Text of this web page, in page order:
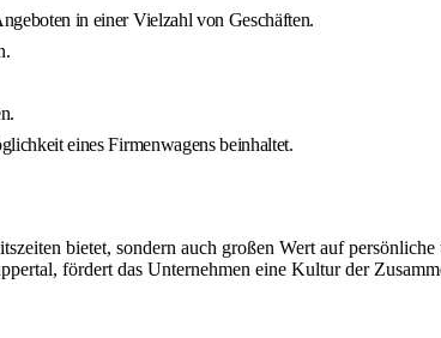
in einer Vielzahl von Geschäften.
eines Firmenwagens beinhaltet.
bietet, sondern auch großen Wert auf
fördert das Unternehmen eine Kultur der